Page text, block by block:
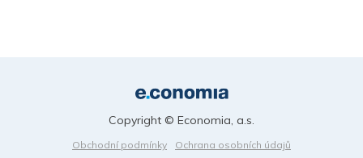
Obchodní podmínky
Ochrana osobních údajů
Copyright © Economia, a.s.